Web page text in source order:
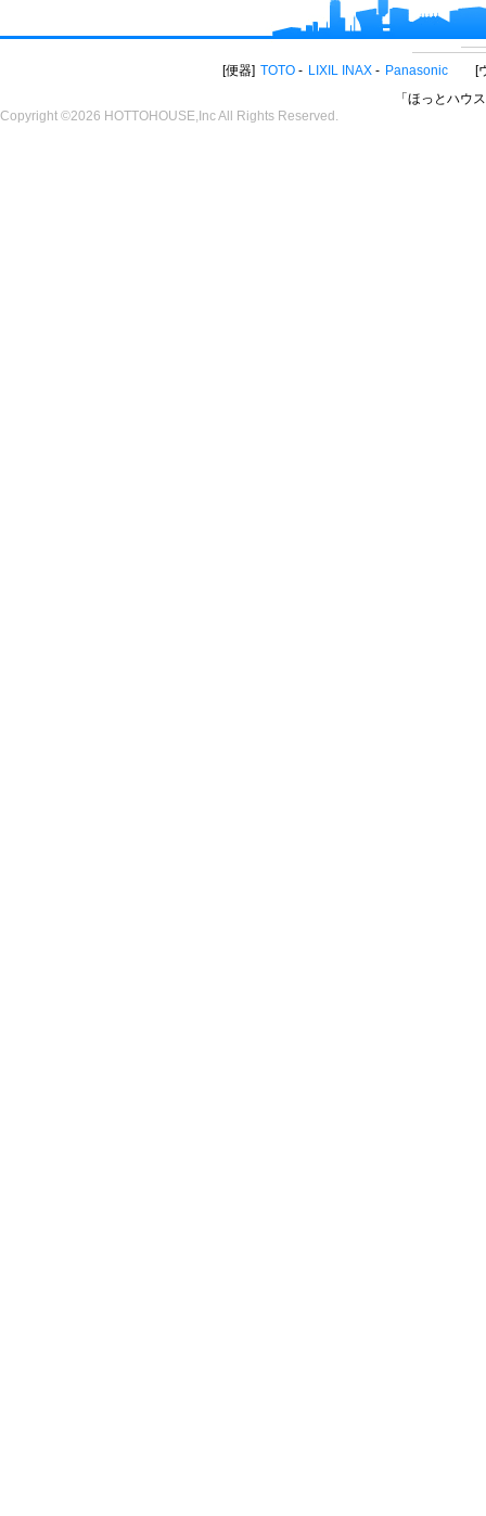
便器 TOTO LIXIL INAX Panasonic
「ほっとハウ
Copyright ©2026 HOTTOHOUSE,Inc All Rights Reserved.